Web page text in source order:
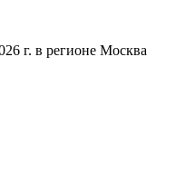
г. в регионе Москва